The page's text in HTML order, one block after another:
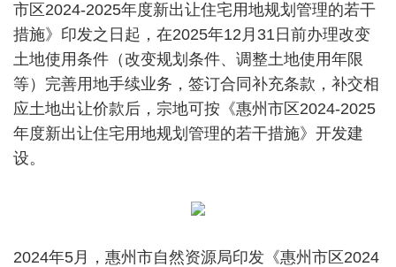
市区2024-2025年度新出让住宅用地规划管理的若干
措施》印发之日起，在2025年12月31日前办理改变
土地使用条件（改变规划条件、调整土地使用年限
等）完善用地手续业务，签订合同补充条款，补交相
应土地出让价款后，宗地可按《惠州市区2024-2025
年度新出让住宅用地规划管理的若干措施》开发建
设。
2024年5月，惠州市自然资源局印发《惠州市区2024